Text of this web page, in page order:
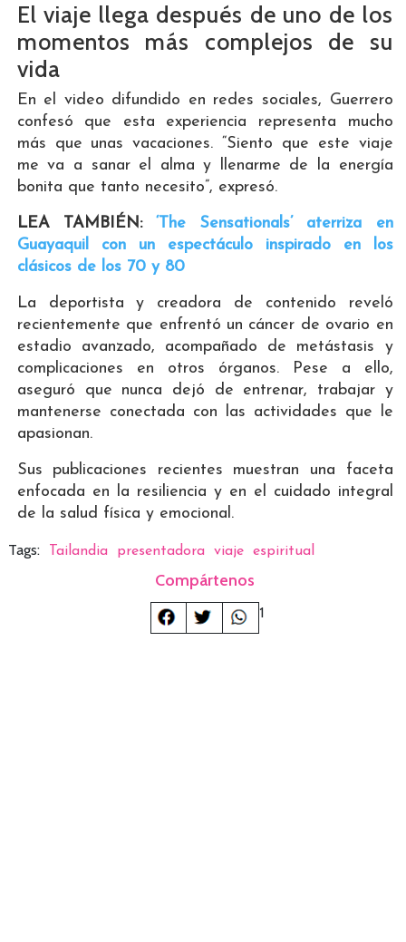
El viaje llega después de uno de los
momentos más complejos de su
vida
En el video difundido en redes sociales, Guerrero
confesó que esta experiencia representa mucho
más que unas vacaciones. “Siento que este viaje
me va a sanar el alma y llenarme de la energía
bonita que tanto necesito”, expresó.
LEA TAMBIÉN:‘The Sensationals’ aterriza en
Guayaquil con un espectáculo inspirado en los
clásicos de los 70 y 80
La deportista y creadora de contenido reveló
recientemente que enfrentó un cáncer de ovario en
estadio avanzado, acompañado de metástasis y
complicaciones en otros órganos. Pese a ello,
aseguró que nunca dejó de entrenar, trabajar y
mantenerse conectada con las actividades que le
apasionan.
Sus publicaciones recientes muestran una faceta
enfocada en la resiliencia y en el cuidado integral
de la salud física y emocional.
Tags: Tailandia presentadora viaje espiritual
Compártenos
1